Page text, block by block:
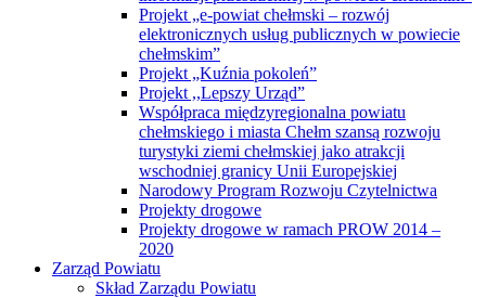
Projekt „e-powiat chełmski – rozwój
elektronicznych usług publicznych w powiecie
chełmskim”
Projekt „Kuźnia pokoleń”
Projekt ,,Lepszy Urząd”
Współpraca międzyregionalna powiatu
chełmskiego i miasta Chełm szansą rozwoju
turystyki ziemi chełmskiej jako atrakcji
wschodniej granicy Unii Europejskiej
Narodowy Program Rozwoju Czytelnictwa
Projekty drogowe
Projekty drogowe w ramach PROW 2014 –
2020
Zarząd Powiatu
Skład Zarządu Powiatu